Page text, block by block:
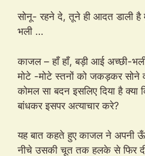
सोनू- रहने दे, तूने ही आदत डाली है
भली …
काजल – हाँ हाँ, बड़ी आई अच्छी-
मोटे -मोटे स्तनों को जकड़कर सोने
कोमल सा बदन इसलिए दिया है
बांधकर इसपर अत्याचार करे?
यह बात कहते हुए काजल ने अपनी
नीचे उसकी चूत तक हलके से फिर